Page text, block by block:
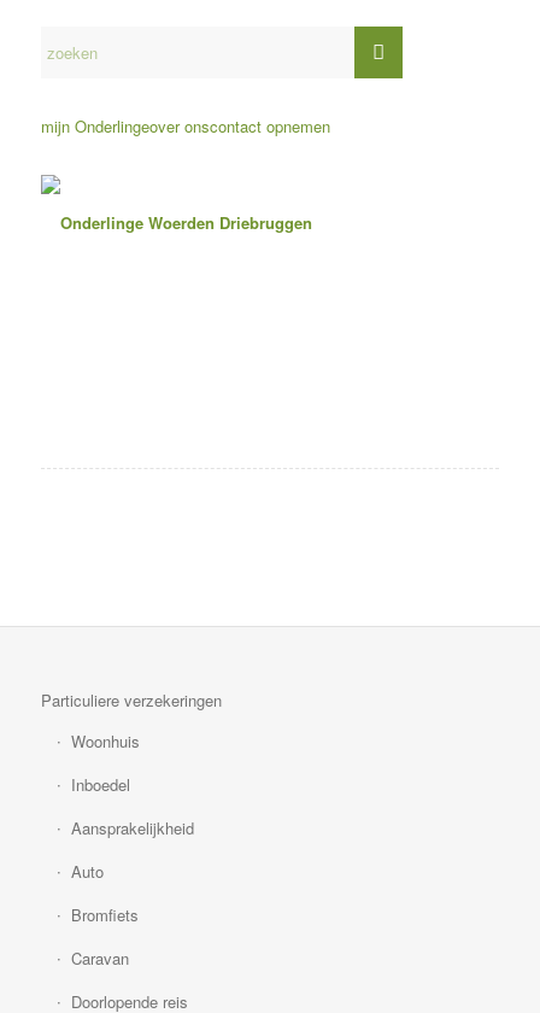
mijn Onderlingeover onscontact opnemen
Particuliere verzekeringen
Woonhuis
Inboedel
Aansprakelijkheid
Auto
Bromfiets
Caravan
Doorlopende reis